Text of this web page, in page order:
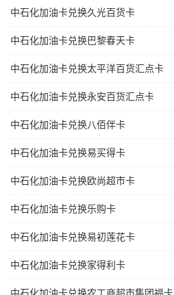
中石化加油卡兑换久光百货卡
中石化加油卡兑换巴黎春天卡
中石化加油卡兑换太平洋百货汇点卡
中石化加油卡兑换永安百货汇点卡
中石化加油卡兑换八佰伴卡
中石化加油卡兑换易买得卡
中石化加油卡兑换欧尚超市卡
中石化加油卡兑换乐购卡
中石化加油卡兑换易初莲花卡
中石化加油卡兑换家得利卡